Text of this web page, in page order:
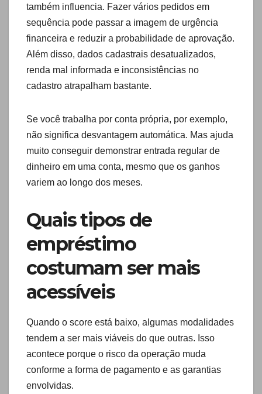
também influencia. Fazer vários pedidos em
sequência pode passar a imagem de urgência
financeira e reduzir a probabilidade de aprovação.
Além disso, dados cadastrais desatualizados,
renda mal informada e inconsistências no
cadastro atrapalham bastante.
Se você trabalha por conta própria, por exemplo,
não significa desvantagem automática. Mas ajuda
muito conseguir demonstrar entrada regular de
dinheiro em uma conta, mesmo que os ganhos
variem ao longo dos meses.
Quais tipos de
empréstimo
costumam ser mais
acessíveis
Quando o score está baixo, algumas modalidades
tendem a ser mais viáveis do que outras. Isso
acontece porque o risco da operação muda
conforme a forma de pagamento e as garantias
envolvidas.